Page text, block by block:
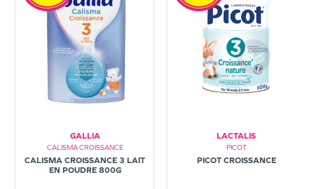
GALLIA
CALISMA CROISSANCE
CALISMA CROISSANCE 3 LAIT
EN POUDRE 800G
LACTALIS
PICOT
PICOT CROISSANCE